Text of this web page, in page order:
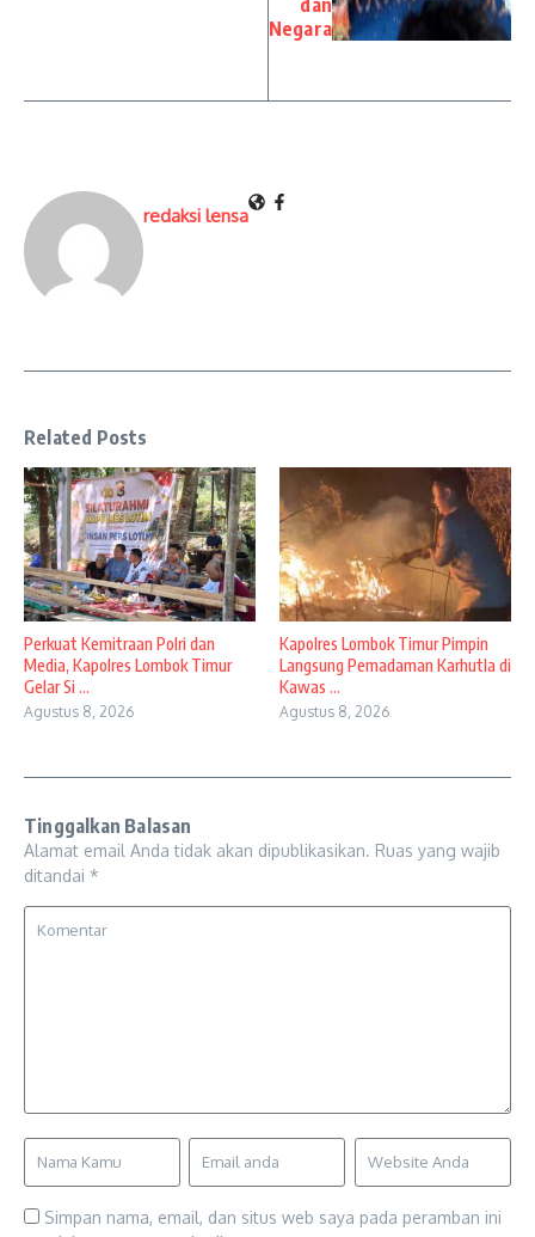
Negara
redaksi lensa
Related Posts
Perkuat Kemitraan Polri dan
Media, Kapolres Lombok Timur
Gelar Si ...
Agustus 8, 2026
Kapolres Lombok Timur Pimpin
Langsung Pemadaman Karhutla di
Kawas ...
Agustus 8, 2026
Tinggalkan Balasan
Alamat email Anda tidak akan dipublikasikan. Ruas yang wajib
ditandai *
Simpan nama, email, dan situs web saya pada peramban ini